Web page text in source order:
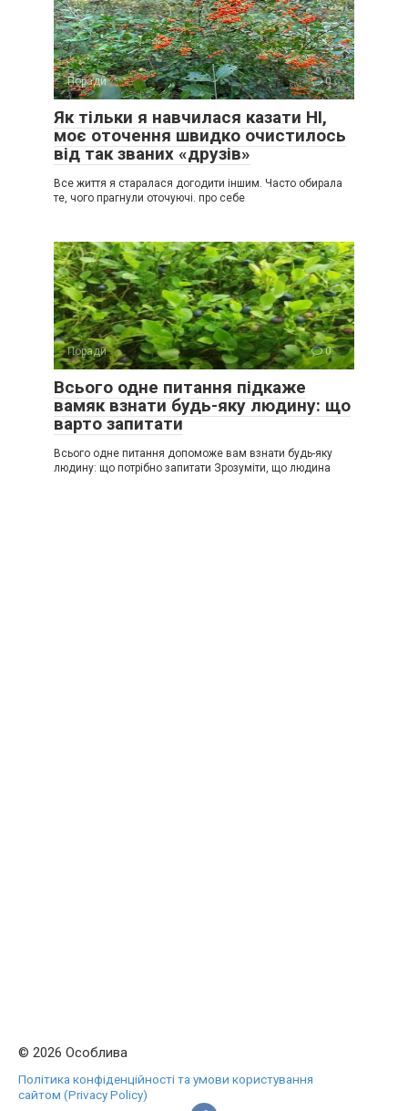
Поради 0
Як тільки я навчилася казати НІ,
моє оточення швидко очистилось
від так званих «друзів»
Все життя я старалася догодити іншим. Часто обирала
те, чого прагнули оточуючі. про себе
Поради 0
Всього одне питання підкаже
вамяк взнати будь-яку людину: що
варто запитати
Всього одне питання допоможе вам взнати будь-яку
людину: що потрібно запитати Зрозуміти, що людина
© 2026 Особлива
Політика конфіденційності та умови користування
сайтом (Privacy Policy)